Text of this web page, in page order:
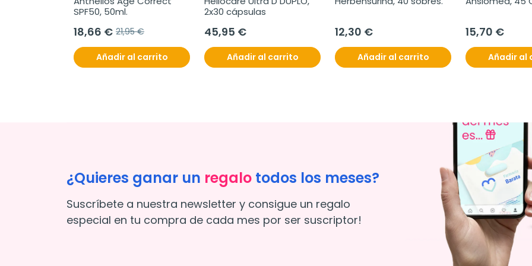
SPF50, 50ml.
18,66 € 21,95 €
Añadir al carrito
2x30 cápsulas
45,95 €
Añadir al carrito
12,30 €
Añadir al carrito
15,70 €
Añadir al
¿Quieres ganar un regalo todos los meses?
Suscríbete a nuestra newsletter y consigue un regalo
especial en tu compra de cada mes por ser suscriptor!